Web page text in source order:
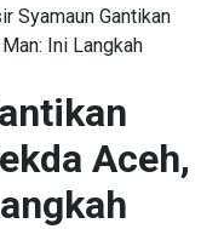
Syamaun Gantikan
Ini Langkah
Aceh,